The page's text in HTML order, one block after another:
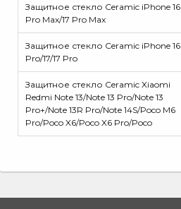
Защитное стекло Ceramic iPhone 16
Pro Max/17 Pro Max
Защитное стекло Ceramic iPhone 16
Pro/17/17 Pro
Защитное стекло Ceramic Xiaomi
Redmi Note 13/Note 13 Pro/Note 13
Pro+/Note 13R Pro/Note 14S/Poco M6
Pro/Poco X6/Poco X6 Pro/Poco